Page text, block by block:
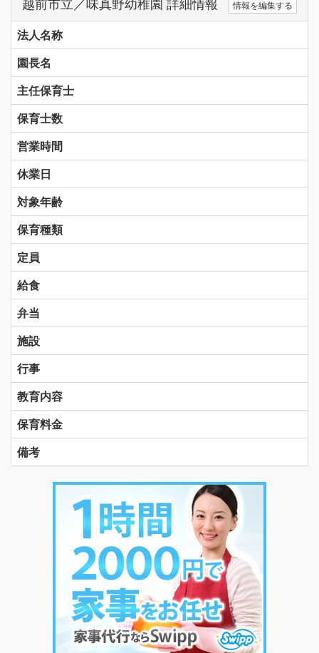
越前市立／味真野幼稚園 詳細情報 情報を編集する
法人名称
園長名
主任保育士
保育士数
営業時間
休業日
対象年齢
保育種類
定員
給食
弁当
施設
行事
教育内容
保育料金
備考